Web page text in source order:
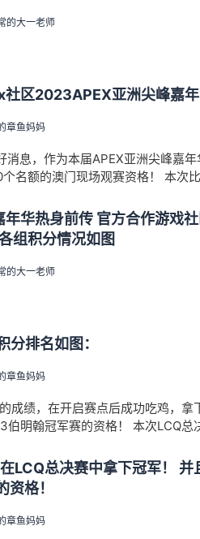
的大一老师
区2023APEX亚洲尖峰嘉年
章鱼妈妈
消息，作为本届APEX亚洲尖峰嘉
名额的澳门现场观赛资格！ 本次
年华热身前传 官方合作游戏
组积分情况如图
的大一老师
分排名如图：
章鱼妈妈
成绩，在开启赛点后成功吃鸡，拿
伯明翰冠军赛的资格！ 本次LCQ总
LCQ总决赛中拿下冠军！
资格！
章鱼妈妈